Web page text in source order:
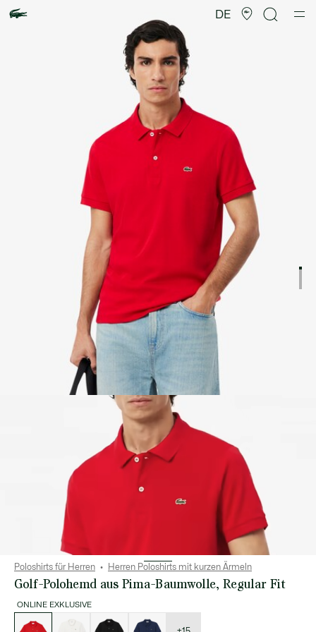
DE
Poloshirts für Herren Herren Poloshirts mit kurzen Ärmeln
Golf-Polohemd aus Pima-Baumwolle, Regular Fit
ONLINE EXKLUSIVE
der
Varianten